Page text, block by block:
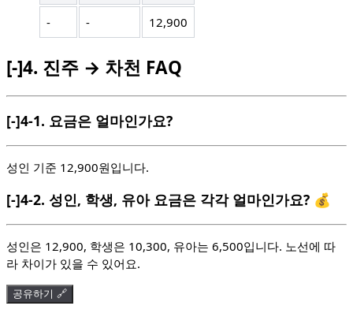
- - 12,900
[-]4. 진주 → 차천 FAQ
[-]4-1. 요금은 얼마인가요?
성인 기준 12,900원입니다.
[-]4-2. 성인, 학생, 유아 요금은 각각 얼마인가요? 💰
성인은 12,900, 학생은 10,300, 유아는 6,500입니다. 노선에 따
라 차이가 있을 수 있어요.
공유하기 🔗